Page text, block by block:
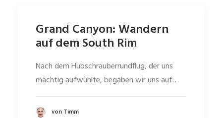
Grand Canyon: Wandern
auf dem South Rim
Nach dem Hubschrauberrundflug, der uns
mächtig aufwühlte, begaben wir uns auf…
von Timm